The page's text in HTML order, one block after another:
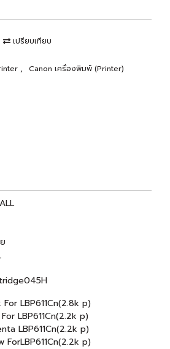
เปรียบเทียบ
, Canon เครื่องพิมพ์ (Printer)
LBP611Cn(2.8k p)
LBP611Cn(2.2k p)
LBP611Cn(2.2k p)
p)